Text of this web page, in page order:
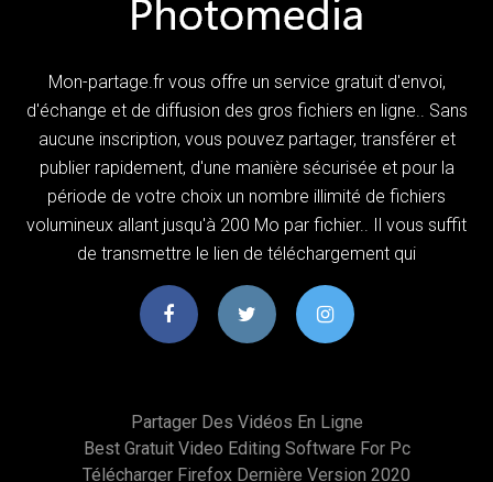
Mon-partage.fr vous offre un service gratuit d'envoi,
d'échange et de diffusion des gros fichiers en ligne.. Sans
aucune inscription, vous pouvez partager, transférer et
publier rapidement, d'une manière sécurisée et pour la
période de votre choix un nombre illimité de fichiers
volumineux allant jusqu'à 200 Mo par fichier.. Il vous suffit
de transmettre le lien de téléchargement qui
Partager Des Vidéos En Ligne
Best Gratuit Video Editing Software For Pc
Télécharger Firefox Dernière Version 2020